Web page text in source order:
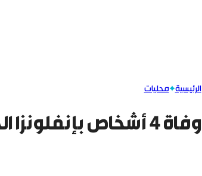
الرئيسية محليات
وفاة 4 أشخاص بإنفلونزا الخنازير بحماة